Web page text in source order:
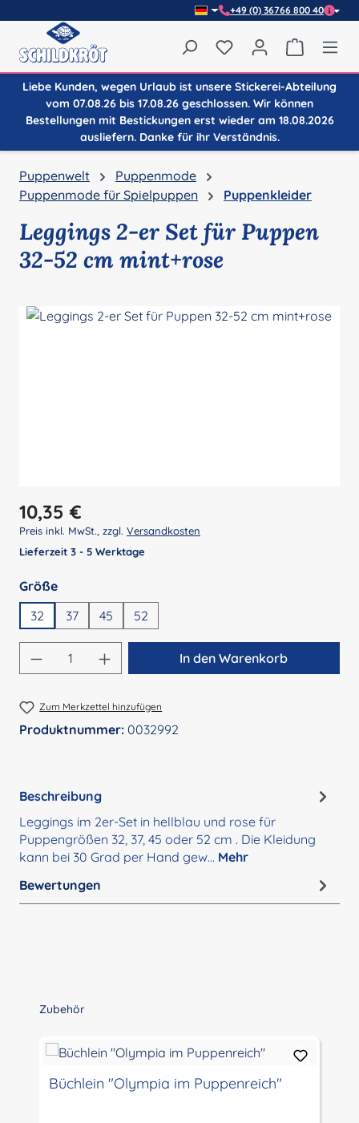
+49 (0) 36766 800 40
Du hast 0 Produkte
Liebe Kunden, wegen Urlaub ist unsere Stickerei-Abteilung
vom 07.08.26 bis 17.08.26 geschlossen. Wir können
Bestellungen mit Bestickungen erst wieder am 18.08.2026
ausliefern. Danke für ihr Verständnis.
Puppenwelt
Puppenmode
Puppenmode für Spielpuppen
Puppenkleider
Leggings 2-er Set für Puppen
32-52 cm mint+rose
Regulärer Preis:
10,35 €
Preis inkl. MwSt., zzgl. Versandkosten
Lieferzeit 3 - 5 Werktage
Größeauswählen
32
37 45 52
Produkt Anzahl: Gib den gewünschten
In den Warenkorb
Zum Merkzettel hinzufügen
Produktnummer: 0032992
Beschreibung
Leggings im 2er-Set in hellblau und rose für
Puppengrößen 32, 37, 45 oder 52 cm . Die Kleidung
kann bei 30 Grad per Hand gew… Mehr
Bewertungen
Produktgalerie überspringen
Zubehör
Büchlein "Olympia im Puppenreich"